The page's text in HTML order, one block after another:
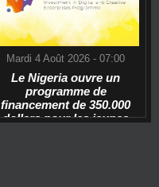
Mardi 4 Août 2026 - 07:00
Le Nigeria ouvre un
programme de
financement de 350.000
dollars pour les jeunes